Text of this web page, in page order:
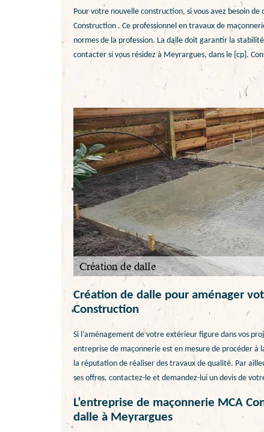
Pour votre nouvelle construction, si vous avez besoin
Construction . Ce professionnel en travaux de
normes de la profession. La dalle doit garantir la
contacter si vous résidez à Meyrargues, dans le {cp].
Création de dalle pour aménager
Construction
Si l’aménagement de votre extérieur figure dans vos
entreprise de maçonnerie est en mesure de procéder à
la réputation de réaliser des travaux de qualité. Par
ses offres, contactez-le et demandez-lui un devis de
L’entreprise de maçonnerie MCA
dalle à Meyrargues